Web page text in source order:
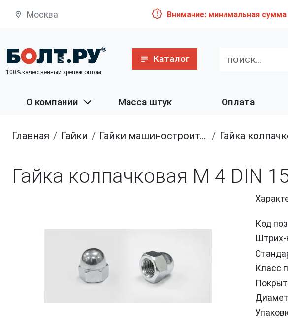
Москва Внимание: минимальная сумма
100% качественный крепеж оптом
Каталог
О компании Масса штук Оплата
Главная гайки гайки машиностроительные Гайка
Гайка колпачковая М 4 DIN
Код
Штрих-
Класс